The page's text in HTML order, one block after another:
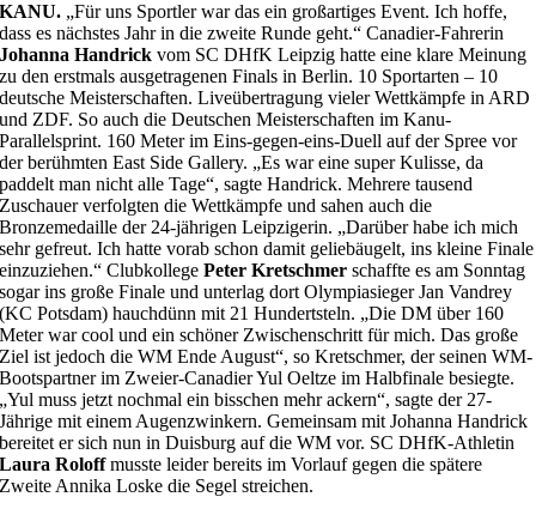
KANU. „Für uns Sportler war das ein großartiges Event. Ich hoffe,
dass es nächstes Jahr in die zweite Runde geht.“ Canadier-Fahrerin
Johanna Handrick vom SC DHfK Leipzig hatte eine klare Meinung
zu den erstmals ausgetragenen Finals in Berlin. 10 Sportarten – 10
deutsche Meisterschaften. Liveübertragung vieler Wettkämpfe in ARD
und ZDF. So auch die Deutschen Meisterschaften im Kanu-
Parallelsprint. 160 Meter im Eins-gegen-eins-Duell auf der Spree vor
der berühmten East Side Gallery. „Es war eine super Kulisse, da
paddelt man nicht alle Tage“, sagte Handrick. Mehrere tausend
Zuschauer verfolgten die Wettkämpfe und sahen auch die
Bronzemedaille der 24-jährigen Leipzigerin. „Darüber habe ich mich
sehr gefreut. Ich hatte vorab schon damit geliebäugelt, ins kleine Finale
einzuziehen.“ ClubkollegePeter Kretschmer schaffte es am Sonntag
sogar ins große Finale und unterlag dort Olympiasieger Jan Vandrey
(KC Potsdam) hauchdünn mit 21 Hundertsteln. „Die DM über 160
Meter war cool und ein schöner Zwischenschritt für mich. Das große
Ziel ist jedoch die WM Ende August“, so Kretschmer, der seinen WM-
Bootspartner im Zweier-Canadier Yul Oeltze im Halbfinale besiegte.
„Yul muss jetzt nochmal ein bisschen mehr ackern“, sagte der 27-
Jährige mit einem Augenzwinkern. Gemeinsam mit Johanna Handrick
bereitet er sich nun in Duisburg auf die WM vor. SC DHfK-Athletin
Laura Roloffmusste leider bereits im Vorlauf gegen die spätere
Zweite Annika Loske die Segel streichen.